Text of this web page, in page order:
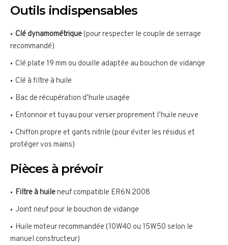
Outils indispensables
Clé dynamométrique(pour respecter le couple de serrage
recommandé)
Clé plate 19 mm ou douille adaptée au bouchon de vidange
Clé à filtre à huile
Bac de récupération d’huile usagée
Entonnoir et tuyau pour verser proprement l’huile neuve
Chiffon propre et gants nitrile (pour éviter les résidus et
protéger vos mains)
Pièces à prévoir
Filtre à huileneuf compatible ER6N 2008
Joint neuf pour le bouchon de vidange
Huile moteur recommandée (10W40 ou 15W50 selon le
manuel constructeur)